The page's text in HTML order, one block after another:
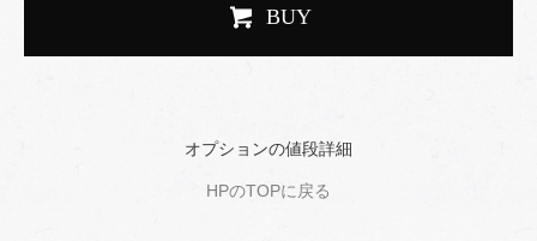
BUY
オプションの値段詳細
HPのTOPに戻る